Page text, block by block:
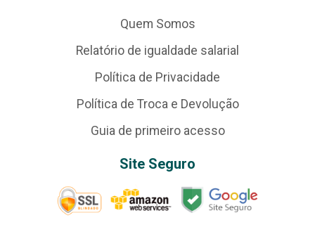
Quem Somos
Relatório de igualdade salarial
Política de Privacidade
Política de Troca e Devolução
Guia de primeiro acesso
Site Seguro